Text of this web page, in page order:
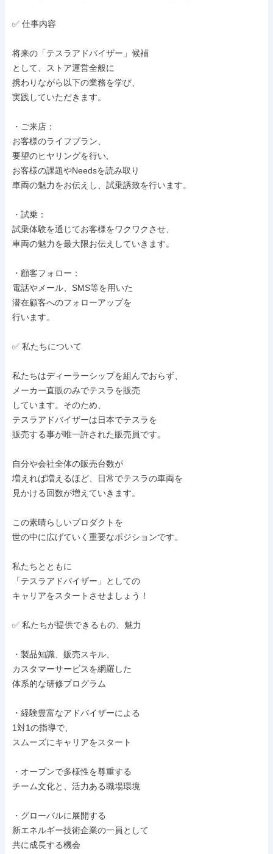
✅ 仕事内容
将来の「テスラアドバイザー」候補
として、ストア運営全般に
携わりながら以下の業務を学び、
実践していただきます。
・ご来店：
お客様のライフプラン、
要望のヒヤリングを行い,
お客様の課題やNeedsを読み取り
車両の魅力をお伝えし、試乗誘致を行います。
・試乗：
試乗体験を通じてお客様をワクワクさせ、
車両の魅力を最大限お伝えしていきます。
・顧客フォロー：
電話やメール、SMS等を用いた
潜在顧客へのフォローアップを
行います。
✅ 私たちについて
私たちはディーラーシップを組んでおらず、
メーカー直販のみでテスラを販売
しています。そのため、
テスラアドバイザーは日本でテスラを
販売する事が唯一許された販売員です。
自分や会社全体の販売台数が
増えれば増えるほど、日常でテスラの車両を
見かける回数が増えていきます。
この素晴らしいプロダクトを
世の中に広げていく重要なポジションです。
私たちとともに
「テスラアドバイザー」としての
キャリアをスタートさせましょう！
✅ 私たちが提供できるもの、魅力
・製品知識、販売スキル、
カスタマーサービスを網羅した
体系的な研修プログラム
・経験豊富なアドバイザーによる
1対1の指導で、
スムーズにキャリアをスタート
・オープンで多様性を尊重する
チーム文化と、活力ある職場環境
・グローバルに展開する
新エネルギー技術企業の一員として
共に成長する機会